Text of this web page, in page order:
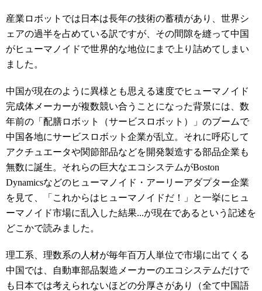
産業ロボットでは日本は長年の技術の蓄積があり、世界シ
ェアの過半を占めている訳ですが、その間隙を縫って中国
がヒューマノイドで世界的な地位にまで上り詰めてしまい
ました。
中国が現在のように異様とも思える速度でヒューマノイド
完成体メーカーが複数競い合うことになった背景には、数
年前の「配膳ロボット（サービスロボット）」のブームで
中国各地にサービスロボット企業が乱立。それに呼応して
アクチュエータや関節部品などを開発製造する部品企業も
無数に誕生。それらの巨大なエコシステムがBoston
Dynamicsなどのヒューマノイド・アーリーアダプター企業
を見て、「これからはヒューマノイドだ！」と一挙にヒュ
ーマノイド市場に乱入した結果...が現在であるという記述を
どこかで読みました。
理工系、理数系の人材が毎年百万人単位で市場に出てくる
中国では、自動車部品製造メーカーのエコシステムだけで
も日本では考えられないほどの分厚さがあり（全て中国語